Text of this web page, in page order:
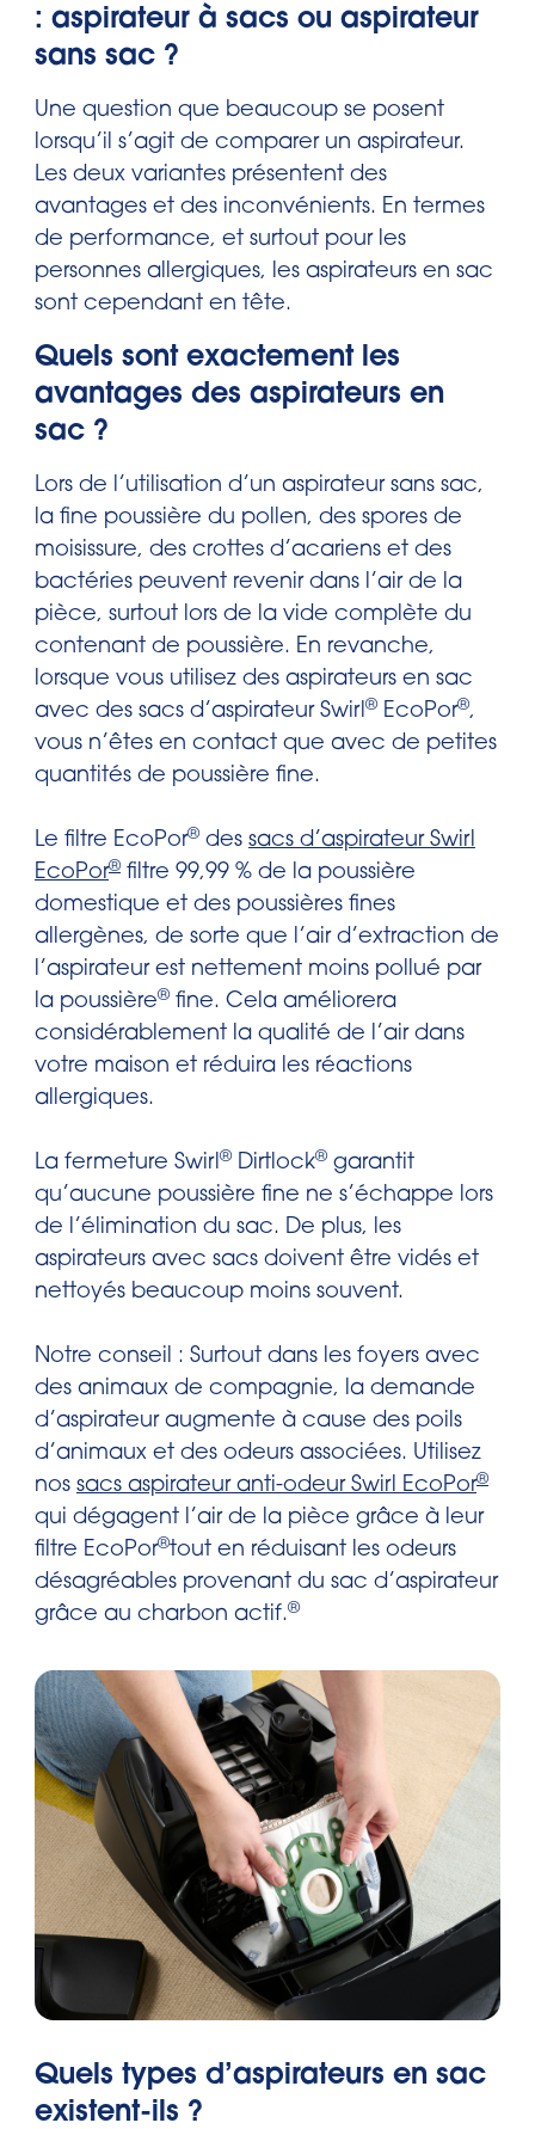
: aspirateur à sacs ou aspirateur
sans sac ?
Une question que beaucoup se posent
lorsqu’il s’agit de comparer un aspirateur.
Les deux variantes présentent des
avantages et des inconvénients. En termes
de performance, et surtout pour les
personnes allergiques, les aspirateurs en sac
sont cependant en tête.
Quels sont exactement les
avantages des aspirateurs en
sac ?
Lors de l’utilisation d’un aspirateur sans sac,
la fine poussière du pollen, des spores de
moisissure, des crottes d’acariens et des
bactéries peuvent revenir dans l’air de la
pièce, surtout lors de la vide complète du
contenant de poussière. En revanche,
lorsque vous utilisez des aspirateurs en sac
avec des sacs d’aspirateur Swirl®EcoPor®,
vous n’êtes en contact que avec de petites
quantités de poussière fine.
Le filtre EcoPor®des sacs d’aspirateur Swirl
EcoPor®filtre 99,99 % de la poussière
domestique et des poussières fines
allergènes, de sorte que l’air d’extraction de
l’aspirateur est nettement moins pollué par
la poussière®fine. Cela améliorera
considérablement la qualité de l’air dans
votre maison et réduira les réactions
allergiques.
La fermeture Swirl®Dirtlock®garantit
qu’aucune poussière fine ne s’échappe lors
de l’élimination du sac. De plus, les
aspirateurs avec sacs doivent être vidés et
nettoyés beaucoup moins souvent.
Notre conseil : Surtout dans les foyers avec
des animaux de compagnie, la demande
d’aspirateur augmente à cause des poils
d’animaux et des odeurs associées. Utilisez
nos sacs aspirateur anti-odeur Swirl EcoPor®
qui dégagent l’air de la pièce grâce à leur
filtre EcoPor®tout en réduisant les odeurs
désagréables provenant du sac d’aspirateur
grâce au charbon actif.®
Quels types d’aspirateurs en sac
existent-ils ?